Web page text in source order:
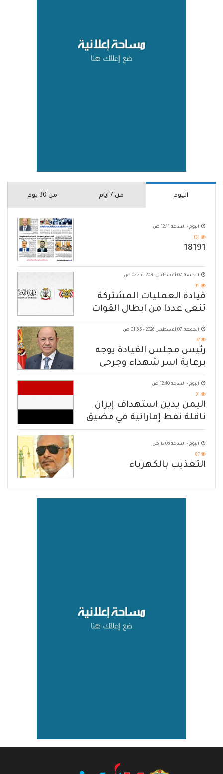
اليوم من 7 ايام من 30 يوم
اليوم - الساعة 12:11 ص
134
18191
الجمعة, 07 أغسطس 2026 - 02:25 ص
95
قيادة العمليات المشتركة
تنعى عددا من ابطال القوات
المسلحة
الجمعة, 07 أغسطس 2026 - 01:55 ص
92
رئيس مجلس القيادة يوجه
برعاية اسر شهداء وجرحى
الهجوم الإرهابي الحوثي والرد
الحازم على مصدر التهديد
اليوم - الساعة 12:40 ص
91
اليمن يدين استهداف إيران
ناقلة نفط إماراتية في مضيق
هرمز
اليوم - الساعة 12:06 ص
87
التعذيب بالكهرباء